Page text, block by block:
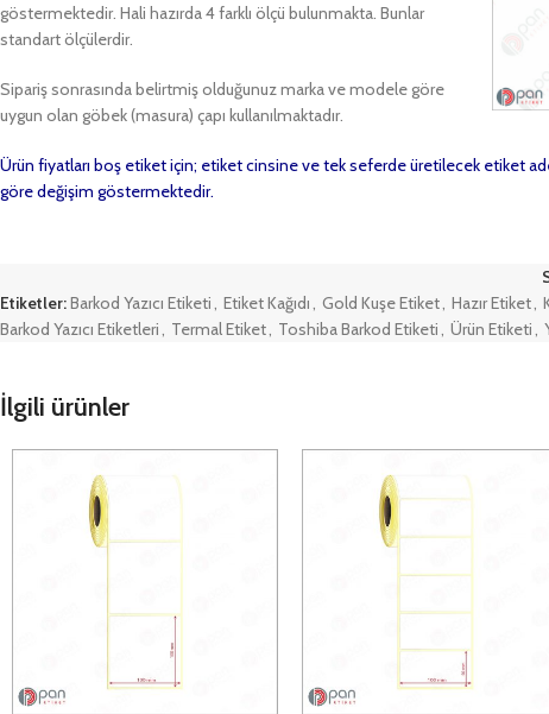
göstermektedir. Hali hazırda 4 farklı ölçü bulunmakta. Bunlar
standart ölçülerdir.
Sipariş sonrasında belirtmiş olduğunuz marka ve modele göre
uygun olan göbek (masura) çapı kullanılmaktadır.
Ürün fiyatları boş etiket için; etiket cinsine ve tek seferde üretilecek etiket
göre değişim göstermektedir.
Etiketler:Barkod Yazıcı Etiketi, Etiket Kağıdı, Gold Kuşe Etiket, Hazır Etiket,
Barkod Yazıcı Etiketleri, Termal Etiket, Toshiba Barkod Etiketi, Ürün Etiketi,
İlgili ürünler